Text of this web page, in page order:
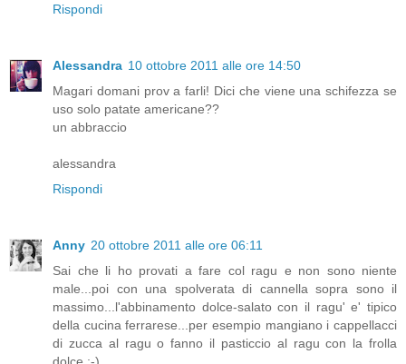
Rispondi
Alessandra 10 ottobre 2011 alle ore 14:50
Magari domani prov a farli! Dici che viene una schifezza se
uso solo patate americane??
un abbraccio
alessandra
Rispondi
Anny 20 ottobre 2011 alle ore 06:11
Sai che li ho provati a fare col ragu e non sono niente
male...poi con una spolverata di cannella sopra sono il
massimo...l'abbinamento dolce-salato con il ragu' e' tipico
della cucina ferrarese...per esempio mangiano i cappellacci
di zucca al ragu o fanno il pasticcio al ragu con la frolla
dolce ;-)